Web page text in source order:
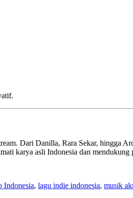
Dari Danilla, Rara Sekar, hingga
karya asli Indonesia dan
Indonesia, lagu indie indonesia, musik